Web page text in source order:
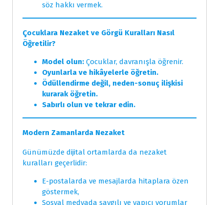
söz hakkı vermek.
Çocuklara Nezaket ve Görgü Kuralları Nasıl
Öğretilir?
Model olun: Çocuklar, davranışla öğrenir.
Oyunlarla ve hikâyelerle öğretin.
Ödüllendirme değil, neden-sonuç ilişkisi
kurarak öğretin.
Sabırlı olun ve tekrar edin.
Modern Zamanlarda Nezaket
Günümüzde dijital ortamlarda da nezaket
kuralları geçerlidir:
E-postalarda ve mesajlarda hitaplara özen
göstermek,
Sosyal medyada saygılı ve yapıcı yorumlar